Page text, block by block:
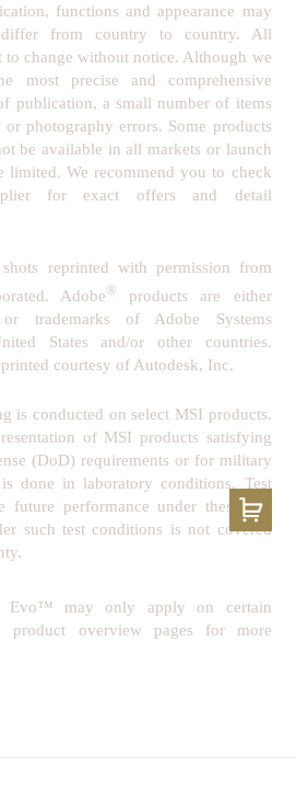
functions and appearance may
from country to country. All
to change without notice. Although we
most precise and comprehensive
publication, a small number of items
photography errors. Some products
be available in all markets or launch
limited. We recommend you to check
for exact offers and detail
reprinted with permission from
Adobe®
products are either
or trademarks of Adobe Systems
States and/or other countries.
courtesy of Autodesk, Inc.
is conducted on select MSI products.
of MSI products satisfying
(DoD) requirements or for military
done in laboratory conditions. Test
future performance under these test
such test conditions is not covered
Evo™ may only apply on certain
product overview pages for more